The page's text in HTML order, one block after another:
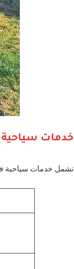
خدمات سياحية
تشمل خدمات سياحية في